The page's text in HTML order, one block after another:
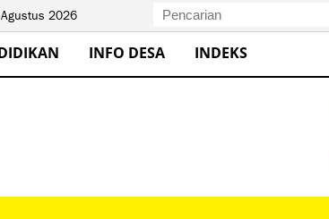
2026
INFO DESA INDEKS